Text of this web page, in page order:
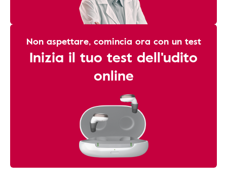
Non aspettare, comincia ora con un test
Inizia il tuo test dell'udito
online